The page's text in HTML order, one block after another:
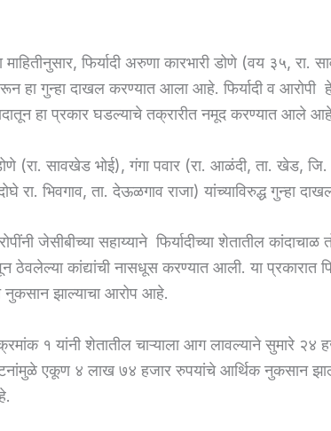
माहितीनुसार, फिर्यादी अरुणा कारभारी डोणे (वय ३५, रा.
हा गुन्हा दाखल करण्यात आला आहे. फिर्यादी व आरोपी
हा प्रकार घडल्याचे तक्रारीत नमूद करण्यात आले
(रा. सावखेड भोई), गंगा पवार (रा. आळंदी, ता. खेड,
रा. भिवगाव, ता. देऊळगाव राजा) यांच्याविरुद्ध गुन्हा
जेसीबीच्या सहाय्याने फिर्यादीच्या शेतातील
ठेवलेल्या कांद्यांची नासधूस करण्यात आली. या प्रकारात
नुकसान झाल्याचा आरोप आहे.
१ यांनी शेतातील चाऱ्याला आग लावल्याने सुमारे २४
एकूण ४ लाख ७४ हजार रुपयांचे आर्थिक नुकसान